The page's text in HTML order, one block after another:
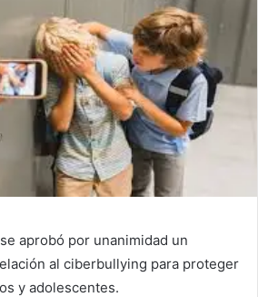
aprobó por unanimidad un
al ciberbullying para proteger
y adolescentes.